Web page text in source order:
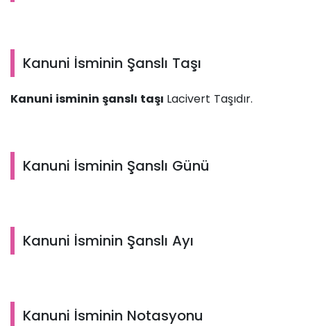
Kanuni İsminin Şanslı Taşı
Kanuni isminin şanslı taşı Lacivert Taşıdır.
Kanuni İsminin Şanslı Günü
Kanuni İsminin Şanslı Ayı
Kanuni İsminin Notasyonu